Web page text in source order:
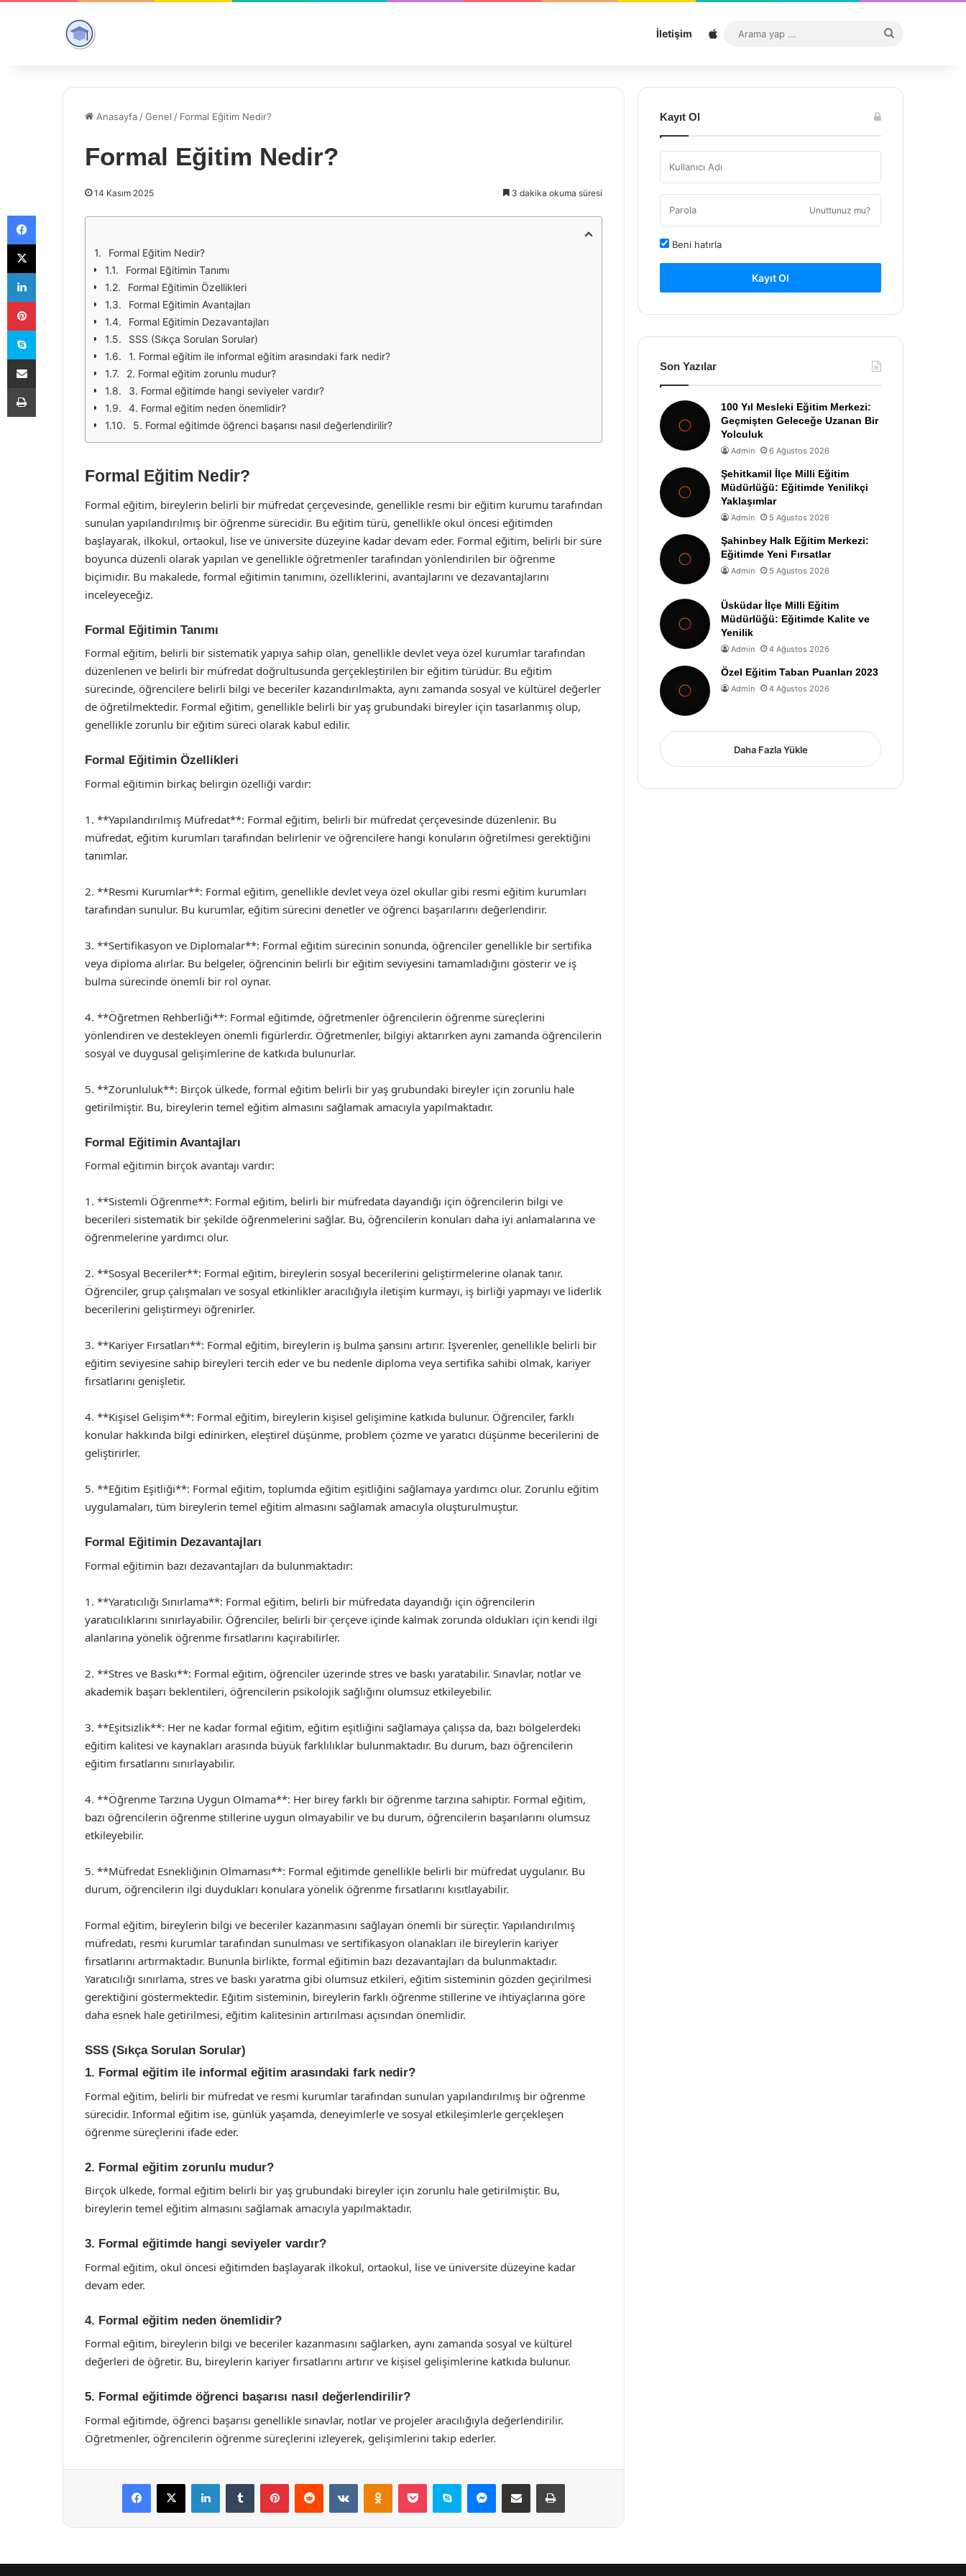
İletişim Sitemap
...
Anasayfa /Genel / Formal Eğitim Nedir?
Formal Eğitim Nedir?
14 Kasım 2025 3 dakika okuma süresi
Formal Eğitim Nedir?
Formal Eğitimin Tanımı
Formal Eğitimin Özellikleri
Formal Eğitimin Avantajları
Formal Eğitimin Dezavantajları
SSS (Sıkça Sorulan Sorular)
1. Formal eğitim ile informal eğitim arasındaki fark nedir?
2. Formal eğitim zorunlu mudur?
3. Formal eğitimde hangi seviyeler vardır?
4. Formal eğitim neden önemlidir?
5. Formal eğitimde öğrenci başarısı nasıl değerlendirilir?
Formal Eğitim Nedir?
Formal eğitim, bireylerin belirli bir müfredat çerçevesinde, genellikle resmi bir eğitim kurumu tarafından
sunulan yapılandırılmış bir öğrenme sürecidir. Bu eğitim türü, genellikle okul öncesi eğitimden
başlayarak, ilkokul, ortaokul, lise ve üniversite düzeyine kadar devam eder. Formal eğitim, belirli bir süre
boyunca düzenli olarak yapılan ve genellikle öğretmenler tarafından yönlendirilen bir öğrenme
biçimidir. Bu makalede, formal eğitimin tanımını, özelliklerini, avantajlarını ve dezavantajlarını
inceleyeceğiz.
Formal Eğitimin Tanımı
Formal eğitim, belirli bir sistematik yapıya sahip olan, genellikle devlet veya özel kurumlar tarafından
düzenlenen ve belirli bir müfredat doğrultusunda gerçekleştirilen bir eğitim türüdür. Bu eğitim
sürecinde, öğrencilere belirli bilgi ve beceriler kazandırılmakta, aynı zamanda sosyal ve kültürel değerler
de öğretilmektedir. Formal eğitim, genellikle belirli bir yaş grubundaki bireyler için tasarlanmış olup,
genellikle zorunlu bir eğitim süreci olarak kabul edilir.
Formal Eğitimin Özellikleri
Formal eğitimin birkaç belirgin özelliği vardır:
1. **Yapılandırılmış Müfredat**: Formal eğitim, belirli bir müfredat çerçevesinde düzenlenir. Bu
müfredat, eğitim kurumları tarafından belirlenir ve öğrencilere hangi konuların öğretilmesi gerektiğini
tanımlar.
2. **Resmi Kurumlar**: Formal eğitim, genellikle devlet veya özel okullar gibi resmi eğitim kurumları
tarafından sunulur. Bu kurumlar, eğitim sürecini denetler ve öğrenci başarılarını değerlendirir.
3. **Sertifikasyon ve Diplomalar**: Formal eğitim sürecinin sonunda, öğrenciler genellikle bir sertifika
veya diploma alırlar. Bu belgeler, öğrencinin belirli bir eğitim seviyesini tamamladığını gösterir ve iş
bulma sürecinde önemli bir rol oynar.
4. **Öğretmen Rehberliği**: Formal eğitimde, öğretmenler öğrencilerin öğrenme süreçlerini
yönlendiren ve destekleyen önemli figürlerdir. Öğretmenler, bilgiyi aktarırken aynı zamanda öğrencilerin
sosyal ve duygusal gelişimlerine de katkıda bulunurlar.
5. **Zorunluluk**: Birçok ülkede, formal eğitim belirli bir yaş grubundaki bireyler için zorunlu hale
getirilmiştir. Bu, bireylerin temel eğitim almasını sağlamak amacıyla yapılmaktadır.
Formal Eğitimin Avantajları
Formal eğitimin birçok avantajı vardır:
1. **Sistemli Öğrenme**: Formal eğitim, belirli bir müfredata dayandığı için öğrencilerin bilgi ve
becerileri sistematik bir şekilde öğrenmelerini sağlar. Bu, öğrencilerin konuları daha iyi anlamalarına ve
öğrenmelerine yardımcı olur.
2. **Sosyal Beceriler**: Formal eğitim, bireylerin sosyal becerilerini geliştirmelerine olanak tanır.
Öğrenciler, grup çalışmaları ve sosyal etkinlikler aracılığıyla iletişim kurmayı, iş birliği yapmayı ve liderlik
becerilerini geliştirmeyi öğrenirler.
3. **Kariyer Fırsatları**: Formal eğitim, bireylerin iş bulma şansını artırır. İşverenler, genellikle belirli bir
eğitim seviyesine sahip bireyleri tercih eder ve bu nedenle diploma veya sertifika sahibi olmak, kariyer
fırsatlarını genişletir.
4. **Kişisel Gelişim**: Formal eğitim, bireylerin kişisel gelişimine katkıda bulunur. Öğrenciler, farklı
konular hakkında bilgi edinirken, eleştirel düşünme, problem çözme ve yaratıcı düşünme becerilerini de
geliştirirler.
5. **Eğitim Eşitliği**: Formal eğitim, toplumda eğitim eşitliğini sağlamaya yardımcı olur. Zorunlu eğitim
uygulamaları, tüm bireylerin temel eğitim almasını sağlamak amacıyla oluşturulmuştur.
Formal Eğitimin Dezavantajları
Formal eğitimin bazı dezavantajları da bulunmaktadır:
1. **Yaratıcılığı Sınırlama**: Formal eğitim, belirli bir müfredata dayandığı için öğrencilerin
yaratıcılıklarını sınırlayabilir. Öğrenciler, belirli bir çerçeve içinde kalmak zorunda oldukları için kendi ilgi
alanlarına yönelik öğrenme fırsatlarını kaçırabilirler.
2. **Stres ve Baskı**: Formal eğitim, öğrenciler üzerinde stres ve baskı yaratabilir. Sınavlar, notlar ve
akademik başarı beklentileri, öğrencilerin psikolojik sağlığını olumsuz etkileyebilir.
3. **Eşitsizlik**: Her ne kadar formal eğitim, eğitim eşitliğini sağlamaya çalışsa da, bazı bölgelerdeki
eğitim kalitesi ve kaynakları arasında büyük farklılıklar bulunmaktadır. Bu durum, bazı öğrencilerin
eğitim fırsatlarını sınırlayabilir.
4. **Öğrenme Tarzına Uygun Olmama**: Her birey farklı bir öğrenme tarzına sahiptir. Formal eğitim,
bazı öğrencilerin öğrenme stillerine uygun olmayabilir ve bu durum, öğrencilerin başarılarını olumsuz
etkileyebilir.
5. **Müfredat Esnekliğinin Olmaması**: Formal eğitimde genellikle belirli bir müfredat uygulanır. Bu
durum, öğrencilerin ilgi duydukları konulara yönelik öğrenme fırsatlarını kısıtlayabilir.
Formal eğitim, bireylerin bilgi ve beceriler kazanmasını sağlayan önemli bir süreçtir. Yapılandırılmış
müfredatı, resmi kurumlar tarafından sunulması ve sertifikasyon olanakları ile bireylerin kariyer
fırsatlarını artırmaktadır. Bununla birlikte, formal eğitimin bazı dezavantajları da bulunmaktadır.
Yaratıcılığı sınırlama, stres ve baskı yaratma gibi olumsuz etkileri, eğitim sisteminin gözden geçirilmesi
gerektiğini göstermektedir. Eğitim sisteminin, bireylerin farklı öğrenme stillerine ve ihtiyaçlarına göre
daha esnek hale getirilmesi, eğitim kalitesinin artırılması açısından önemlidir.
SSS (Sıkça Sorulan Sorular)
1. Formal eğitim ile informal eğitim arasındaki fark nedir?
Formal eğitim, belirli bir müfredat ve resmi kurumlar tarafından sunulan yapılandırılmış bir öğrenme
sürecidir. Informal eğitim ise, günlük yaşamda, deneyimlerle ve sosyal etkileşimlerle gerçekleşen
öğrenme süreçlerini ifade eder.
2. Formal eğitim zorunlu mudur?
Birçok ülkede, formal eğitim belirli bir yaş grubundaki bireyler için zorunlu hale getirilmiştir. Bu,
bireylerin temel eğitim almasını sağlamak amacıyla yapılmaktadır.
3. Formal eğitimde hangi seviyeler vardır?
Formal eğitim, okul öncesi eğitimden başlayarak ilkokul, ortaokul, lise ve üniversite düzeyine kadar
devam eder.
4. Formal eğitim neden önemlidir?
Formal eğitim, bireylerin bilgi ve beceriler kazanmasını sağlarken, aynı zamanda sosyal ve kültürel
değerleri de öğretir. Bu, bireylerin kariyer fırsatlarını artırır ve kişisel gelişimlerine katkıda bulunur.
5. Formal eğitimde öğrenci başarısı nasıl değerlendirilir?
Formal eğitimde, öğrenci başarısı genellikle sınavlar, notlar ve projeler aracılığıyla değerlendirilir.
Öğretmenler, öğrencilerin öğrenme süreçlerini izleyerek, gelişimlerini takip ederler.
Facebook
X LinkedInTumblr PinterestReddit VKontakteOdnoklassniki
Pocket Skype Messenger
E-Posta ile paylaş Yazdır
Kayıt Ol
Unuttunuz mu?
Beni hatırla
Kayıt Ol
Son Yazılar
100 Yıl Mesleki Eğitim Merkezi:
Geçmişten Geleceğe Uzanan Bir
Yolculuk
Admin 6 Ağustos 2026
Şehitkamil İlçe Milli Eğitim
Müdürlüğü: Eğitimde Yenilikçi
Yaklaşımlar
Admin 5 Ağustos 2026
Şahinbey Halk Eğitim Merkezi:
Eğitimde Yeni Fırsatlar
Admin 5 Ağustos 2026
Üsküdar İlçe Milli Eğitim
Müdürlüğü: Eğitimde Kalite ve
Yenilik
Admin 4 Ağustos 2026
Özel Eğitim Taban Puanları 2023
Admin 4 Ağustos 2026
Daha Fazla Yükle
Facebook
X
LinkedIn
Pinterest
Skype
E-Posta ile paylaş